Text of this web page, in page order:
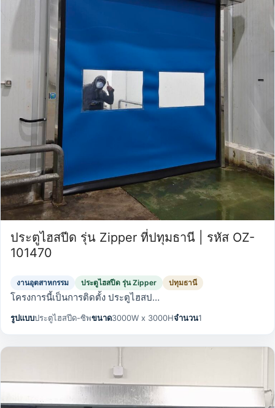
ประตูไฮสปีด รุ่น Zipper ที่ปทุมธานี | รหัส OZ-
101470
งานอุตสาหกรรม ประตูไฮสปีด รุ่น Zipper ปทุมธานี
โครงการนี้เป็นการติดตั้ง ประตูไฮสป…
รูปแบบประตูไฮสปีด-ซิพขนาด3000W x 3000Hจำนวน1